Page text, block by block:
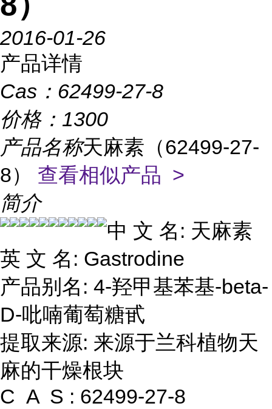
2016-01-26
产品详情
Cas： 62499-27-8
价格： 1300
产品名称天麻素（62499-27-
8） 查看相似产品 >
简介
中 文 名: 天麻素
英 文 名: Gastrodine
产品别名: 4-羟甲基苯基-beta-
D-吡喃葡萄糖甙
提取来源: 来源于兰科植物天
麻的干燥根块
C A S : 62499-27-8